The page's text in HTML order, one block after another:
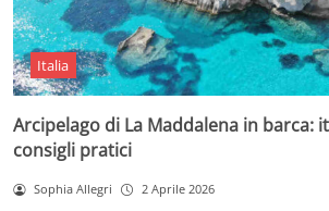
Italia
Arcipelago di La Maddalena in barca:
consigli pratici
Sophia Allegri 2 Aprile 2026